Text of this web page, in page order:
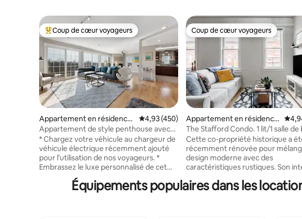
Coups de cœur voyageurs les plus appréciés
Coup de cœur voyageurs
Appartement en résidence
⋅ Cincinnati
Évaluation moyenne sur la base de 450
4,93 (450)
Appartement de style penthouse avec
vue sur la ville
* Chargez votre véhicule au chargeur de
véhicule électrique récemment ajouté
pour l'utilisation de nos voyageurs. *
Embrassez le luxe personnalisé de cet
appartement aménagé par des
professionnels. La résidence dispose
d'un vaste espace principal ouvert, d'une
Coup de cœur voyageurs
Coup de cœur voyageurs
Appartement en résidence
⋅ Cincinnati
The Stafford Condo. 1 lit/1 salle de
Emplacement imbattable
Cette co-propriété historique a
récemment rénovée pour
design moderne avec des
caractéristiques rustiques. Son
apparente, les comptoirs en
Équipements populaires dans les